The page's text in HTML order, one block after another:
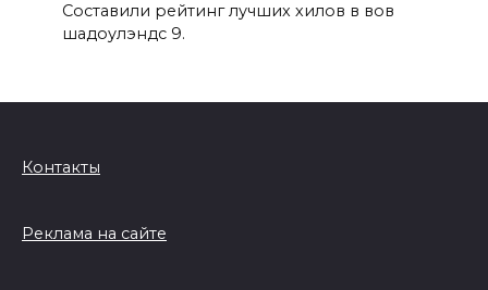
Составили рейтинг лучших хилов в вов
шадоулэндс 9.
Контакты
Реклама на сайте